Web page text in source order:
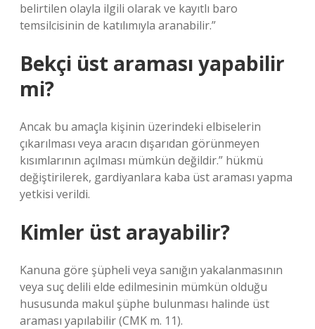
belirtilen olayla ilgili olarak ve kayıtlı baro
temsilcisinin de katılımıyla aranabilir.”
Bekçi üst araması yapabilir
mi?
Ancak bu amaçla kişinin üzerindeki elbiselerin
çıkarılması veya aracın dışarıdan görünmeyen
kısımlarının açılması mümkün değildir.” hükmü
değiştirilerek, gardiyanlara kaba üst araması yapma
yetkisi verildi.
Kimler üst arayabilir?
Kanuna göre şüpheli veya sanığın yakalanmasının
veya suç delili elde edilmesinin mümkün olduğu
hususunda makul şüphe bulunması halinde üst
araması yapılabilir (CMK m. 11).